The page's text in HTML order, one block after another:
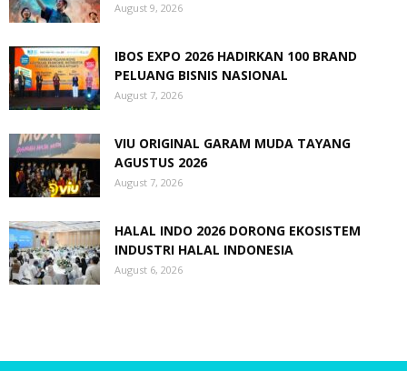
August 9, 2026
IBOS EXPO 2026 HADIRKAN 100 BRAND
PELUANG BISNIS NASIONAL
August 7, 2026
VIU ORIGINAL GARAM MUDA TAYANG
AGUSTUS 2026
August 7, 2026
HALAL INDO 2026 DORONG EKOSISTEM
INDUSTRI HALAL INDONESIA
August 6, 2026